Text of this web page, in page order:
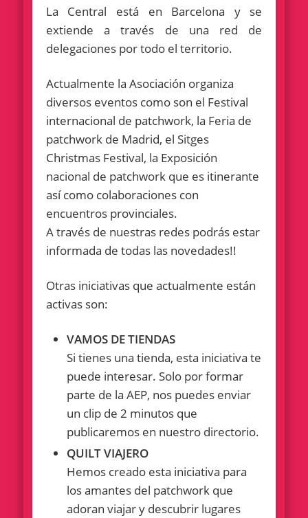
La Central está en Barcelona y se
extiende a través de una red de
delegaciones por todo el territorio.
Actualmente la Asociación organiza
diversos eventos como son el Festival
internacional de patchwork, la Feria de
patchwork de Madrid, el Sitges
Christmas Festival, la Exposición
nacional de patchwork que es itinerante
así como colaboraciones con
encuentros provinciales.
A través de nuestras redes podrás estar
informada de todas las novedades!!
Otras iniciativas que actualmente están
activas son:
VAMOS DE TIENDAS
Si tienes una tienda, esta iniciativa te
puede interesar. Solo por formar
parte de la AEP, nos puedes enviar
un clip de 2 minutos que
publicaremos en nuestro directorio.
QUILT VIAJERO
Hemos creado esta iniciativa para
los amantes del patchwork que
adoran viajar y descubrir lugares